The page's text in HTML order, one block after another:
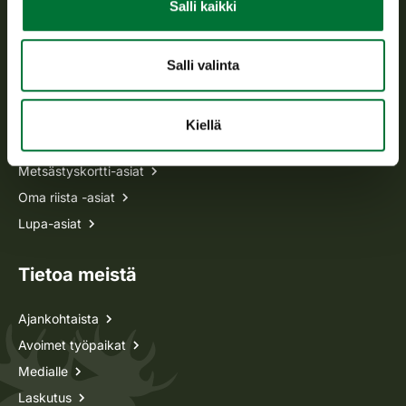
Salli kaikki
Salli valinta
Kiellä
Usein kysytyt kysymykset
Metsästyskortti-asiat
Oma riista -asiat
Lupa-asiat
Tietoa meistä
Ajankohtaista
Avoimet työpaikat
Medialle
Laskutus